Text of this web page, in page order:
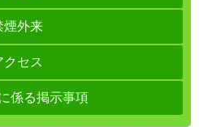
煙外来
クセス
係る掲示事項